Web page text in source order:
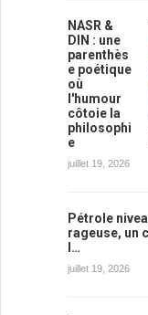
NASR &
DIN : une
parenthès
e poétique
où
l'humour
côtoie la
philosophi
e
juillet 19, 2026
Pétrole
rageuse, un
l…
juillet 19, 2026